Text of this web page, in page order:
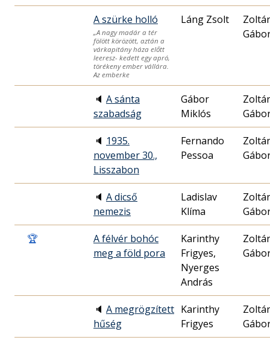
A szürke holló
„A nagy madár a tér
fölött körözött, aztán a
várkapitány háza előtt
leeresz- kedett egy apró,
törékeny ember vállára.
Az emberke
Láng Zsolt
🔈 A sánta
szabadság
Gábor
Miklós
🔈 1935.
november 30.,
Lisszabon
Fernando
Pessoa
🔈 A dicső
nemezis
Ladislav
Klíma
🏆
A félvér bohóc
meg a föld pora
Karinthy
Frigyes,
Nyerges
András
🔈 A megrögzített
hűség
Karinthy
Frigyes